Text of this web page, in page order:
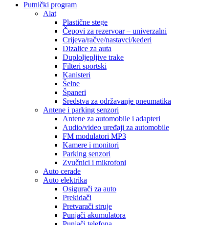
Putnički program
Alat
Plastične stege
Čepovi za rezervoar – univerzalni
Crijeva/račve/nastavci/kederi
Dizalice za auta
Duploljepljive trake
Filteri sportski
Kanisteri
Šelne
Španeri
Sredstva za održavanje pneumatika
Antene i parking senzori
Antene za automobile i adapteri
Audio/video uređaji za automobile
FM modulatori MP3
Kamere i monitori
Parking senzori
Zvučnici i mikrofoni
Auto cerade
Auto elektrika
Osigurači za auto
Prekidači
Pretvarači struje
Punjači akumulatora